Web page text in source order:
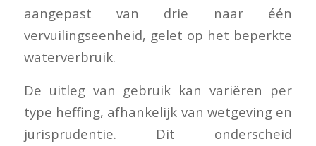
aangepast van drie naar één
vervuilingseenheid, gelet op het beperkte
waterverbruik.
De uitleg van gebruik kan variëren per
type heffing, afhankelijk van wetgeving en
jurisprudentie. Dit onderscheid